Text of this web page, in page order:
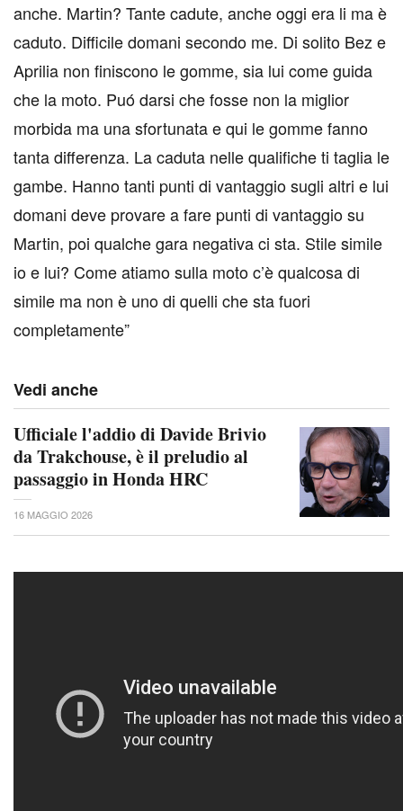
anche. Martin? Tante cadute, anche oggi era li ma è
caduto. Difficile domani secondo me. Di solito Bez e
Aprilia non finiscono le gomme, sia lui come guida
che la moto. Puó darsi che fosse non la miglior
morbida ma una sfortunata e qui le gomme fanno
tanta differenza. La caduta nelle qualifiche ti taglia le
gambe. Hanno tanti punti di vantaggio sugli altri e lui
domani deve provare a fare punti di vantaggio su
Martin, poi qualche gara negativa ci sta. Stile simile
io e lui? Come atiamo sulla moto c’è qualcosa di
simile ma non è uno di quelli che sta fuori
completamente”
Vedi anche
Ufficiale l'addio di Davide Brivio
da Trakchouse, è il preludio al
passaggio in Honda HRC
16 MAGGIO 2026